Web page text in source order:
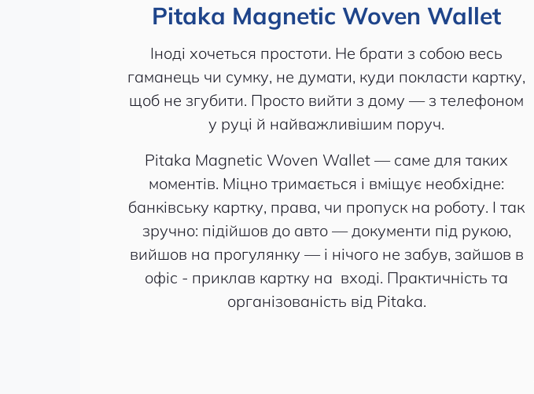
Pitaka Magnetic Woven Wallet
Іноді хочеться простоти. Не брати з собою весь
гаманець чи сумку, не думати, куди покласти картку,
щоб не згубити. Просто вийти з дому — з телефоном
у руці й найважливішим поруч.
Pitaka Magnetic Woven Wallet — саме для таких
моментів. Міцно тримається і вміщує необхідне:
банківську картку, права, чи пропуск на роботу. І так
зручно: підійшов до авто — документи під рукою,
вийшов на прогулянку — і нічого не забув, зайшов в
офіс - приклав картку на вході. Практичність та
організованість від Pitaka.